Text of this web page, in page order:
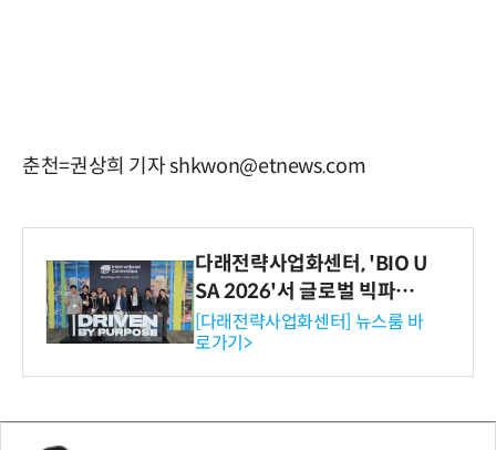
춘천=권상희 기자 shkwon@etnews.com
다래전략사업화센터, 'BIO U
SA 2026'서 글로벌 빅파마
와의 비즈니스 미팅 지원…K
-바이오 해외 진출 교두보 확
보
[다래전략사업화센터] 뉴스룸 바
로가기>